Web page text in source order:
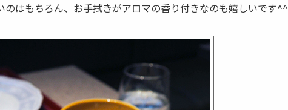
のはもちろん、お手拭きがアロマの香り付きなのも嬉しいです^^